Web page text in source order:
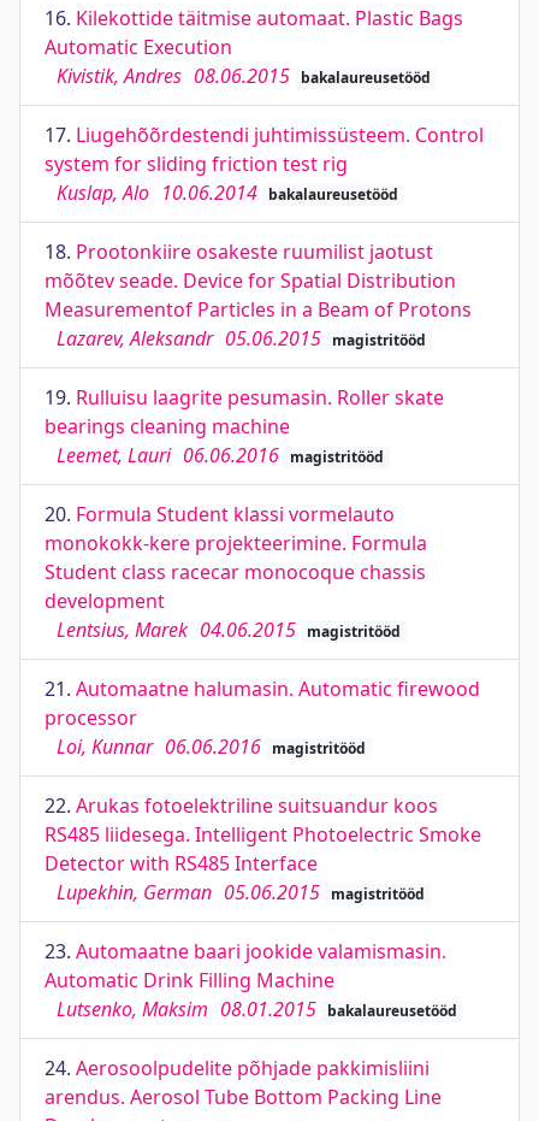
16. Kilekottide täitmise automaat. Plastic Bags
Automatic Execution
Kivistik, Andres 08.06.2015 bakalaureusetööd
17. Liugehõõrdestendi juhtimissüsteem. Control
system for sliding friction test rig
Kuslap, Alo 10.06.2014 bakalaureusetööd
18. Prootonkiire osakeste ruumilist jaotust
mõõtev seade. Device for Spatial Distribution
Measurementof Particles in a Beam of Protons
Lazarev, Aleksandr 05.06.2015 magistritööd
19. Rulluisu laagrite pesumasin. Roller skate
bearings cleaning machine
Leemet, Lauri 06.06.2016 magistritööd
20. Formula Student klassi vormelauto
monokokk-kere projekteerimine. Formula
Student class racecar monocoque chassis
development
Lentsius, Marek 04.06.2015 magistritööd
21. Automaatne halumasin. Automatic firewood
processor
Loi, Kunnar 06.06.2016 magistritööd
22. Arukas fotoelektriline suitsuandur koos
RS485 liidesega. Intelligent Photoelectric Smoke
Detector with RS485 Interface
Lupekhin, German 05.06.2015 magistritööd
23. Automaatne baari jookide valamismasin.
Automatic Drink Filling Machine
Lutsenko, Maksim 08.01.2015 bakalaureusetööd
24. Aerosoolpudelite põhjade pakkimisliini
arendus. Aerosol Tube Bottom Packing Line